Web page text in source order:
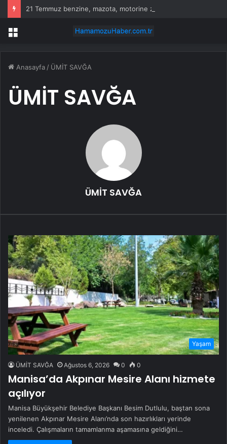
Menü
Anasayfa / ÜMİT SAVĞA
ÜMİT SAVĞA
ÜMİT SAVĞA
Yaşam
ÜMİT SAVĞA Ağustos 6, 2026 0 0
Manisa’da Akpınar Mesire Alanı hizmete
açılıyor
Manisa Büyükşehir Belediye Başkanı Besim Dutlulu, baştan sona
yenilenen Akpınar Mesire Alanı’nda son hazırlıkları yerinde
inceledi. Çalışmaların tamamlanma aşamasına geldiğini…